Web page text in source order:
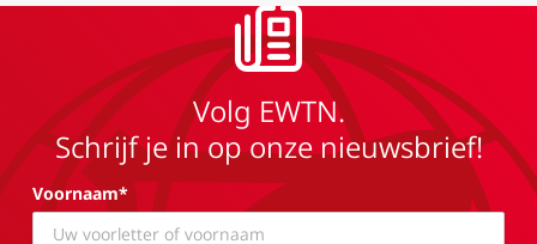
Volg EWTN.
Schrijf je in op onze nieuwsbrief!
Voornaam*